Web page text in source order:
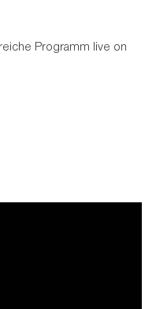
Programm live on